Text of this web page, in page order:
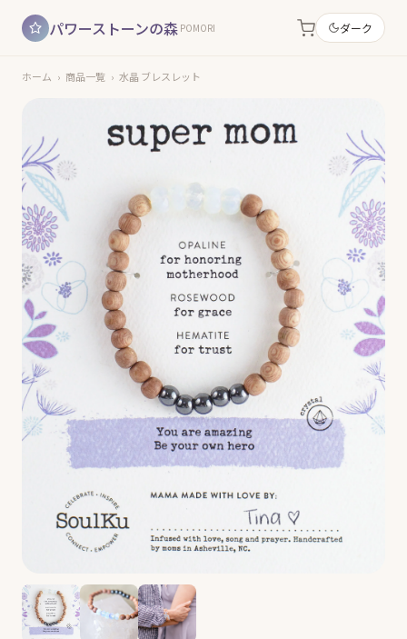
パワーストーンの森 POMORI ダーク
ホーム › 商品一覧 › 水晶 ブレスレット